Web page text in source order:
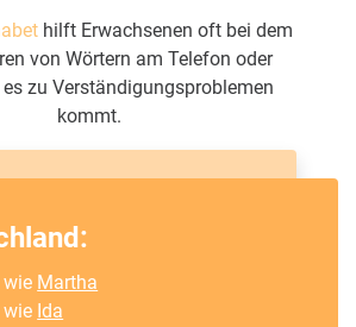
hilft Erwachsenen oft bei dem
von Wörtern am Telefon oder
es zu Verständigungsproblemen
kommt.
wie Martha
wie Ida